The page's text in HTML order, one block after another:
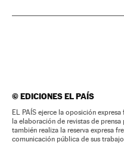
©EDICIONES EL PAÍS
EL PAÍS ejerce la oposición
la elaboración de revistas de
también realiza la reserva expresa
comunicación pública de sus